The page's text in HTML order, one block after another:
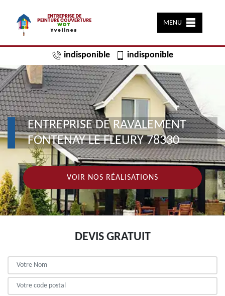
MENU
indisponible indisponible
ENTREPRISE DE RAVALEMENT
FONTENAY LE FLEURY 78330
VOIR NOS RÉALISATIONS
DEVIS GRATUIT